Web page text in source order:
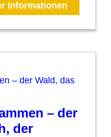
Informationen
– der
der